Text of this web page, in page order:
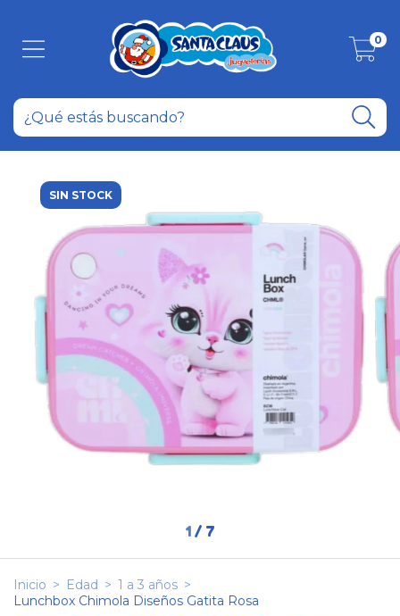
0
SIN STOCK
1 / 7
Inicio > Edad > 1 a 3 años >
Lunchbox Chimola Diseños Gatita Rosa